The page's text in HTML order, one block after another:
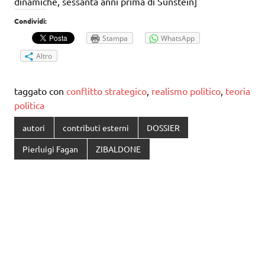
Condividi:
Stampa
WhatsApp
Altro
taggato con conflitto strategico, realismo politico, teoria
politica
autori contributi esterni DOSSIER
Pierluigi Fagan ZIBALDONE